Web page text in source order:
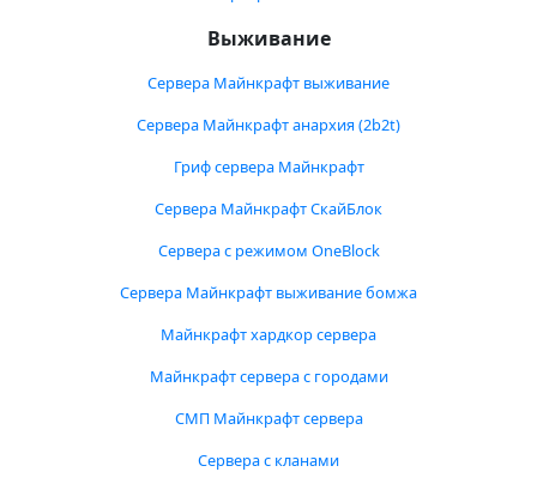
Выживание
Сервера Майнкрафт выживание
Сервера Майнкрафт анархия (2b2t)
Гриф сервера Майнкрафт
Сервера Майнкрафт СкайБлок
Сервера с режимом OneBlock
Сервера Майнкрафт выживание бомжа
Майнкрафт хардкор сервера
Майнкрафт сервера с городами
СМП Майнкрафт сервера
Сервера с кланами